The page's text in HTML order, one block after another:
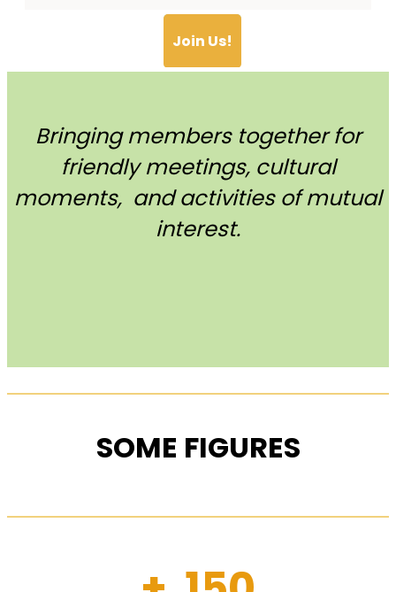
Join Us!
Bringing members together for
friendly meetings, cultural
moments, and activities of mutual
interest.
SOME FIGURES